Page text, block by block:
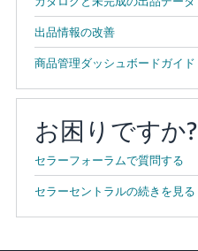
出品情報の改善
商品管理ダッシュボードガイド
お困りですか?
セラーフォーラムで質問する
セラーセントラルの続きを見る